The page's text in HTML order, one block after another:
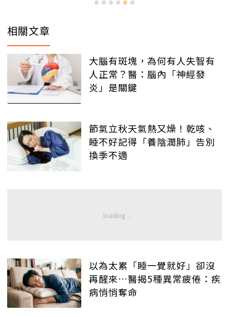
相關文章
大腦有斑塊，為何有人失智有
人正常？醫：腦內「神經發
炎」是關鍵
節氣立秋天氣熱又燥！乾咳、
睡不好記得「養陰潤肺」告別
換季不適
以為太累「睡一覺就好」卻沒
再醒來…醫揭5種異常疲倦：疾
病悄悄奪命